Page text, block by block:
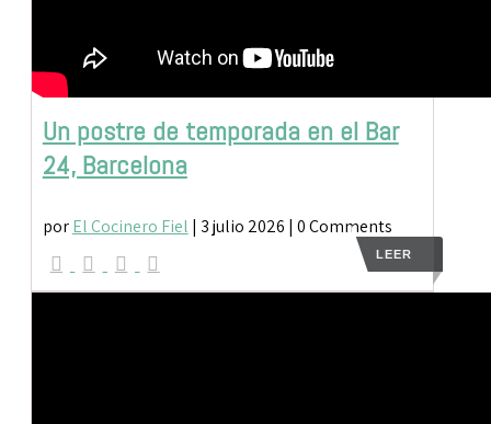
Un postre de temporada en el Bar
24, Barcelona
porEl Cocinero Fiel | 3 julio 2026 | 0 Comments
LEER